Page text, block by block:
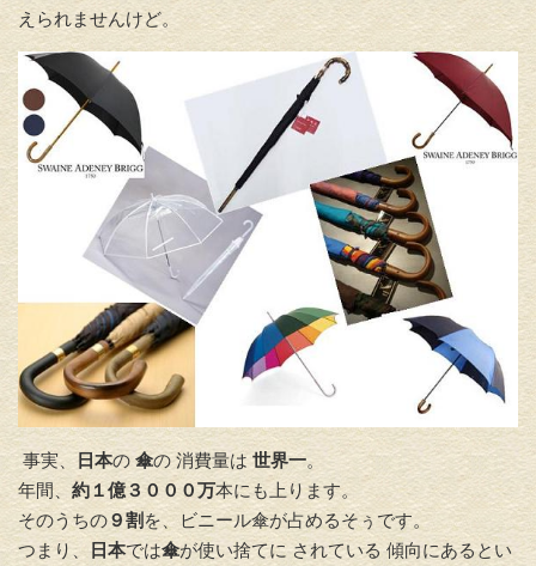
えられませんけど。
事実、 日本の 傘の 消費量は世界一。
年間、 約１億３０００万本にも上ります。
そのうちの９割 を、ビニール傘が占めるそぅです。
つまり、 日本では傘が使い捨てに されている 傾向にあるとい